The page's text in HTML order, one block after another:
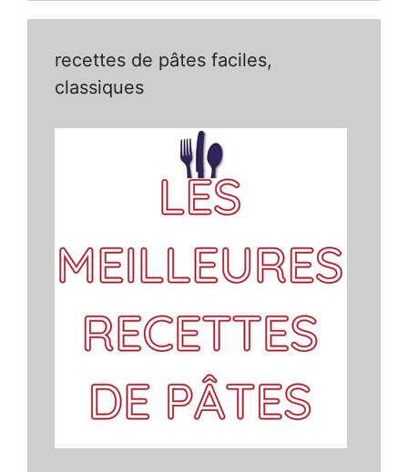
recettes de pâtes faciles,
classiques